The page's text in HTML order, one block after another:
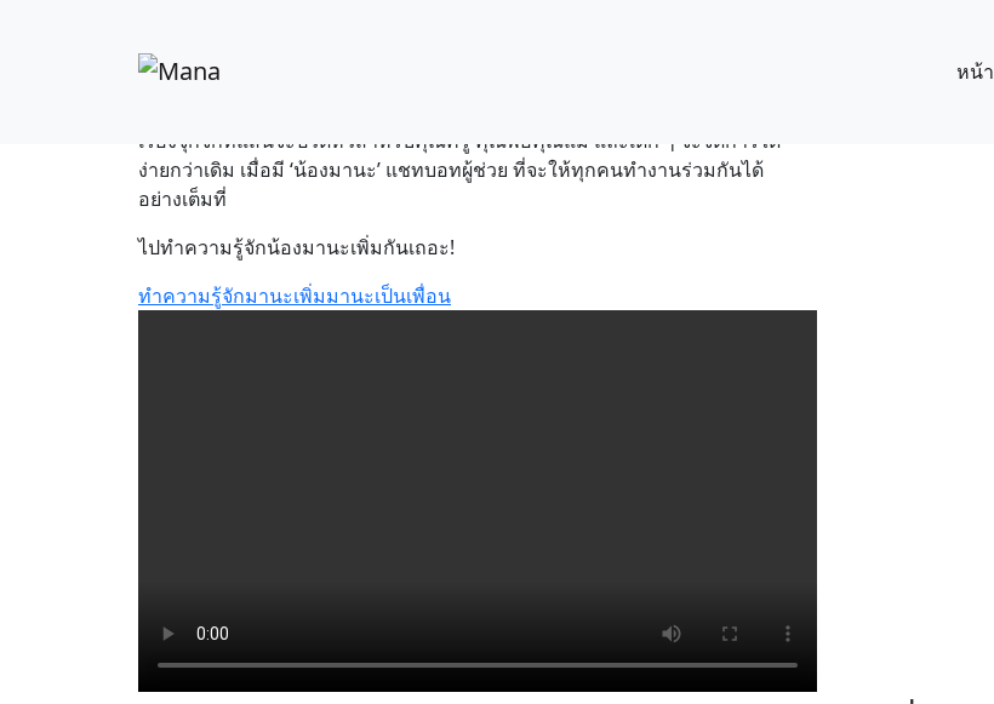
หน้
ศึกษาของเด็กๆ เป็นเรื่องง่าย
เรื่องจุกจิกที่แสนจะปวดหัวสำหรับคุณครู คุณพ่อคุณแม่ และเด็ก ๆ จะจัดการได้
ง่ายกว่าเดิม เมื่อมี ‘น้องมานะ’ แชทบอทผู้ช่วย ที่จะให้ทุกคนทำงานร่วมกันได้
อย่างเต็มที่
ไปทำความรู้จักน้องมานะเพิ่มกันเถอะ!
ทำความรู้จักมานะเพิ่มมานะเป็นเพื่อน